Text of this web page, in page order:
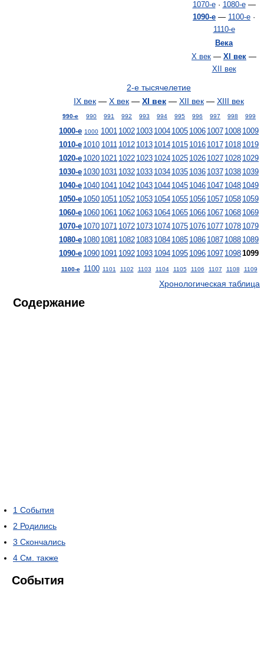
1070-е· 1080-е—
1090-е — 1100-е ·
1110-е
Века
X век — XI век —
XII век
2-е тысячелетие
IX век — X век — XI век — XII век — XIII век
990-е 990 991 992 993 994 995 996 997 998 999
1000-е 1000 1001 1002 1003 1004 1005 1006 1007 1008 1009
1010-е 1010 1011 1012 1013 1014 1015 1016 1017 1018 1019
1020-е 1020 1021 1022 1023 1024 1025 1026 1027 1028 1029
1030-е 1030 1031 1032 1033 1034 1035 1036 1037 1038 1039
1040-е 1040 1041 1042 1043 1044 1045 1046 1047 1048 1049
1050-е 1050 1051 1052 1053 1054 1055 1056 1057 1058 1059
1060-е 1060 1061 1062 1063 1064 1065 1066 1067 1068 1069
1070-е 1070 1071 1072 1073 1074 1075 1076 1077 1078 1079
1080-е 1080 1081 1082 1083 1084 1085 1086 1087 1088 1089
1090-е 1090 1091 1092 1093 1094 1095 1096 1097 10981099
1100-е 1100 1101 1102 1103 1104 1105 1106 1107 1108 1109
Хронологическая таблица
Содержание
1 События
2 Родились
3 Скончались
4 См. также
События